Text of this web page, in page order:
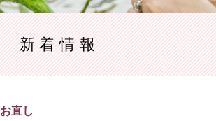
新着情報
直し